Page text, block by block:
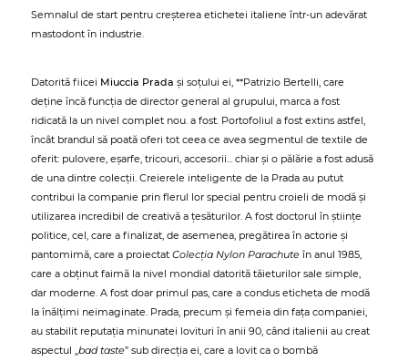
Semnalul de start pentru creșterea etichetei italiene într-un adevărat
mastodont în industrie.
Datorită fiicei Miuccia Prada și soțului ei, **Patrizio Bertelli, care
deține încă funcția de director general al grupului, marca a fost
ridicată la un nivel complet nou. a fost. Portofoliul a fost extins astfel,
încât brandul să poată oferi tot ceea ce avea segmentul de textile de
oferit: pulovere, eșarfe, tricouri, accesorii... chiar și o pălărie a fost adusă
de una dintre colecții. Creierele inteligente de la Prada au putut
contribui la companie prin flerul lor special pentru croieli de modă și
utilizarea incredibil de creativă a țesăturilor. A fost doctorul în științe
politice, cel, care a finalizat, de asemenea, pregătirea în actorie și
pantomimă, care a proiectat Colecția Nylon Parachute în anul 1985,
care a obținut faimă la nivel mondial datorită tăieturilor sale simple,
dar moderne. A fost doar primul pas, care a condus eticheta de modă
la înălțimi neimaginate. Prada, precum și femeia din fața companiei,
au stabilit reputația minunatei lovituri în anii 90, când italienii au creat
aspectul „bad taste” sub direcția ei, care a lovit ca o bombă